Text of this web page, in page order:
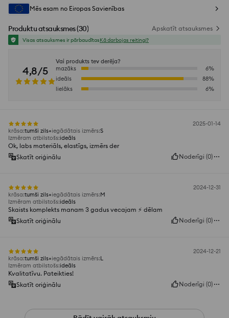
Mēs esam no Eiropas Savienības
Produktu atsauksmes(30) Apskatīt atsauksmes
Visas atsauksmes ir pārbaudītasKā darbojas reitingi?
4,8/5
Vai produkts tev derēja?
mazāks
6%
ideāls
88%
lielāks
6%
2025-01-14
krāsa:tumši zils iegādātais izmērs:S
Izmēram atbilstošs:ideāls
Ok, labs materiāls, elastīgs, izmērs der
Skatīt oriģinālu
Noderīgi (0)
2024-12-31
krāsa:tumši zils iegādātais izmērs:M
Izmēram atbilstošs:ideāls
Skaists komplekts manam 3 gadus vecajam ⚡ dēlam
Skatīt oriģinālu
Noderīgi (0)
2024-12-21
krāsa:tumši zils iegādātais izmērs:L
Izmēram atbilstošs:ideāls
Kvalitatīvu. Pateikties!
Skatīt oriģinālu
Noderīgi (0)